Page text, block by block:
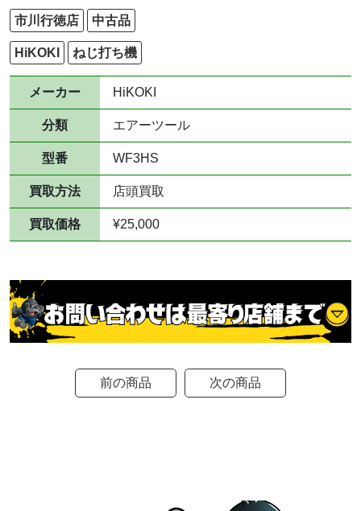
市川行徳店 中古品
HiKOKI ねじ打ち機
メーカー HiKOKI
分類 エアーツール
型番 WF3HS
買取方法 店頭買取
買取価格 ¥25,000
前の商品 次の商品